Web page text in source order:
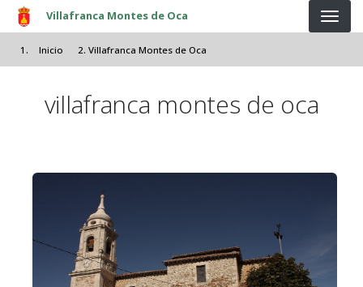
Pasar al contenido principal
Villafranca Montes de Oca
Inicio Villafranca Montes de Oca
villafranca montes de oca